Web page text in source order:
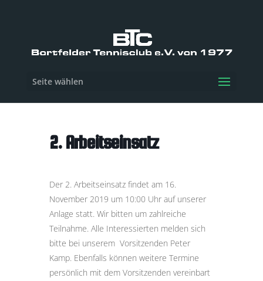
Seite wählen
2. Arbeitseinsatz
Der 2. Arbeitseinsatz findet am 16.
November 2019 um 10:00 Uhr auf unserer
Anlage statt. Wir bitten um zahlreiche
Teilnahme. Alle Interessierten melden sich
bitte bei unserem Vorsitzenden Peter
Kamp. Ebenfalls können weitere Termine
persönlich mit dem Vorsitzenden vereinbart